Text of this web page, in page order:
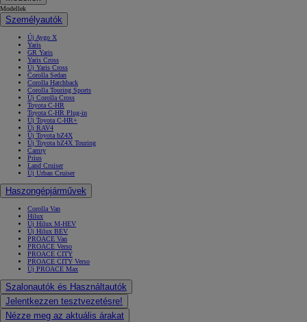
Modellek
Személyautók
Új Aygo X
Yaris
GR Yaris
Yaris Cross
Új Yaris Cross
Corolla Sedan
Corolla Hatchback
Corolla Touring Sports
Új Corolla Cross
Toyota C-HR
Toyota C-HR Plug-in
Új Toyota C-HR+
Új RAV4
Új Toyota bZ4X
Új Toyota bZ4X Touring
Camry
Prius
Land Cruiser
Új Urban Cruiser
Haszongépjárművek
Corolla Van
Hilux
Új Hilux M-HEV
Új Hilux BEV
PROACE Van
PROACE Verso
PROACE CITY
PROACE CITY Verso
Új PROACE Max
Szalonautók és Használtautók
Jelentkezzen tesztvezetésre!
Nézze meg az aktuális árakat